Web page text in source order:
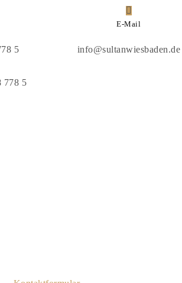
5
778 5
E-Mail
info@sultanwiesbaden.de